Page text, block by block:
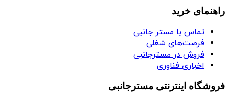
راهنمای خرید
تماس با مستر جانبی
فرصت‌های شغلی
فروش در مسترجانبی
اخباری فناوری
فروشگاه اینترنتی مسترجانبی